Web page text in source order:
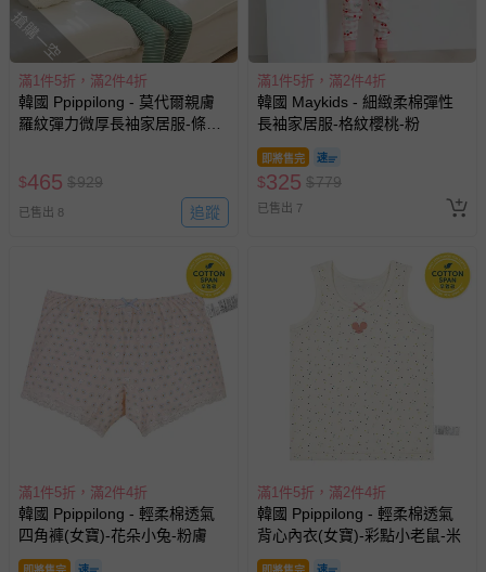
UNIQUE史萊姆實驗室 - 即買即
8/30 (電子票券，於展期現場憑
訂單編號兌換，逾期作廢) (大
人小孩均一價(3歲以上需購票))
8折
$390
滿1件5折，滿2件4折
韓國 Ppippilong - 莫代爾親膚
絲滑背心內衣(男寶)-微笑麵包-
淺藍
即將售完
$203
搶購一空
滿1件5折，滿2件4折
韓國 Ppippilong - 輕柔棉透氣
三角褲(男寶)-文字點綴格紋-米
滿1件5折，滿2件4折
韓國 Maykids - 親膚舒絨棉彈
性長袖家居服-聖誕樹女孩-米X